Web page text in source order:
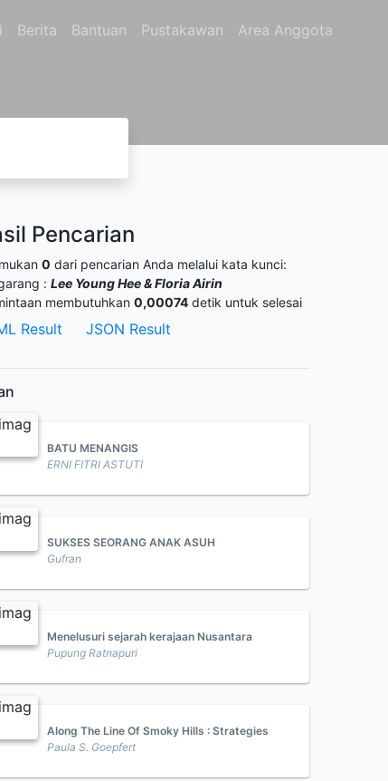
Berita Bantuan Pustakawan Area Anggota
Pencarian
0 dari pencarian Anda melalui kata kunci:
: Lee Young Hee & Floria Airin
membutuhkan 0,00074 detik untuk selesai
Result JSON Result
BATU MENANGIS
ERNI FITRI ASTUTI
SUKSES SEORANG ANAK ASUH
Gufran
Menelusuri sejarah kerajaan Nusantara
Pupung Ratnapuri
Along The Line Of Smoky Hills : Strategies
Paula S. Goepfert